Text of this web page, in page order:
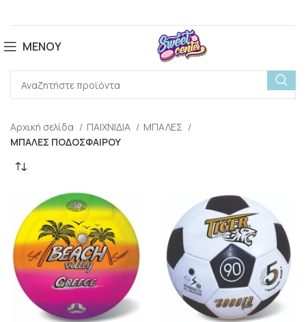
ΜΕΝΟΎ
Αρχική σελίδα ΠΑΙΧΝΙΔΙΑ
ΜΠΑΛΕΣ
ΜΠΑΛΕΣ ΠΟΔΟΣΦΑΙΡΟΥ